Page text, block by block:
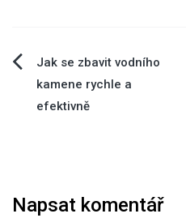
Navigace
pro
Jak se zbavit vodního
kamene rychle a
efektivně
Napsat komentář